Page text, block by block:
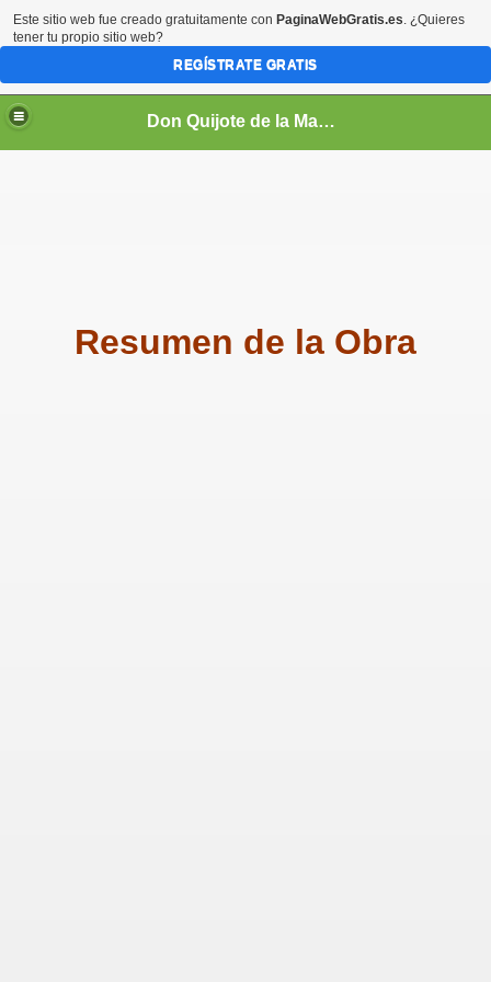
Don Quijote de la Mancha
Resumen de la Obra
Este sitio web fue creado gratuitamente con PaginaWebGratis.es. ¿Quieres
tener tu propio sitio web?
REGÍSTRATE GRATIS